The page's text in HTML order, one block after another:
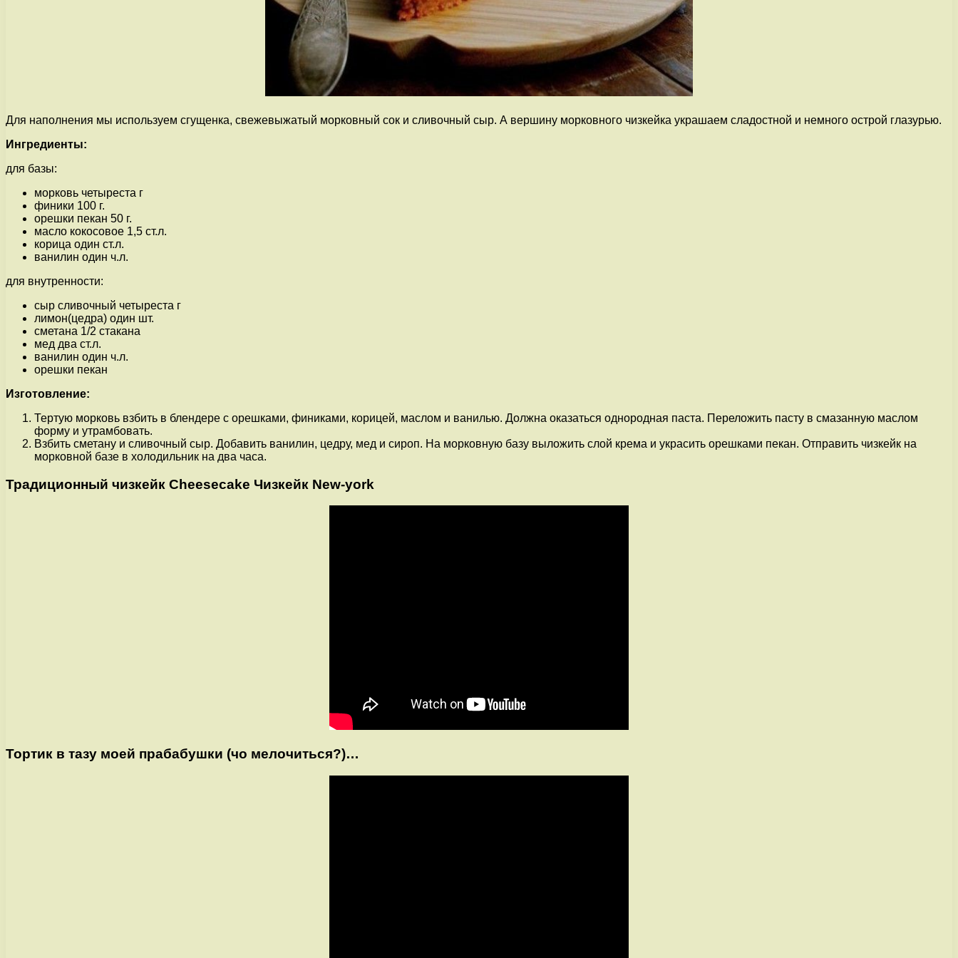
Для наполнения мы используем сгущенка, свежевыжатый морковный сок и сливочный сыр. А вершину морковного чизкейка украшаем сладостной и немного острой глазурью.
Ингредиенты:
для базы:
морковь четыреста г
финики 100 г.
орешки пекан 50 г.
масло кокосовое 1,5 ст.л.
корица один ст.л.
ванилин один ч.л.
для внутренности:
сыр сливочный четыреста г
лимон(цедра) один шт.
сметана 1/2 стакана
мед два ст.л.
ванилин один ч.л.
орешки пекан
Изготовление:
Тертую морковь взбить в блендере с орешками, финиками, корицей, маслом и ванилью. Должна оказаться однородная паста. Переложить пасту в смазанную маслом
форму и утрамбовать.
Взбить сметану и сливочный сыр. Добавить ванилин, цедру, мед и сироп. На морковную базу выложить слой крема и украсить орешками пекан. Отправить чизкейк на
морковной базе в холодильник на два часа.
Традиционный чизкейк Cheesecake Чизкейк New-york
Тортик в тазу моей прабабушки (чо мелочиться?)…